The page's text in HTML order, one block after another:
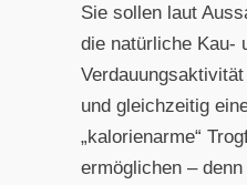
Sie sollen laut
die natürliche Kau-
und gleichzeitig
„kalorienarme“
ermöglichen –